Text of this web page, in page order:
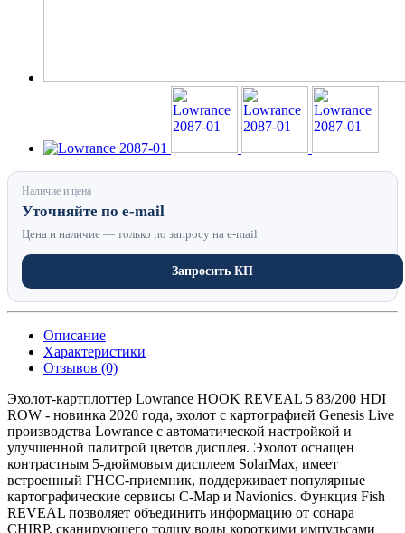
Наличие и цена
Уточняйте по e-mail
Цена и наличие — только по запросу на e-mail
Запросить КП
Описание
Характеристики
Отзывов (0)
Эхолот-картплоттер Lowrance HOOK REVEAL 5 83/200 HDI
ROW - новинка 2020 года, эхолот с картографией Genesis Live
производства Lowrance с автоматической настройкой и
улучшенной палитрой цветов дисплея. Эхолот оснащен
контрастным 5-дюймовым дисплеем SolarMax, имеет
встроенный ГНСС-приемник, поддерживает популярные
картографические сервисы C-Map и Navionics. Функция Fish
REVEAL позволяет объединить информацию от сонара
CHIRP, сканирующего толщу воды короткими импульсами